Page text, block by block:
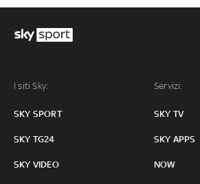
I siti Sky:
SKY SPORT
SKY TG24
SKY VIDEO
Servizi:
SKY TV
SKY APPS
NOW